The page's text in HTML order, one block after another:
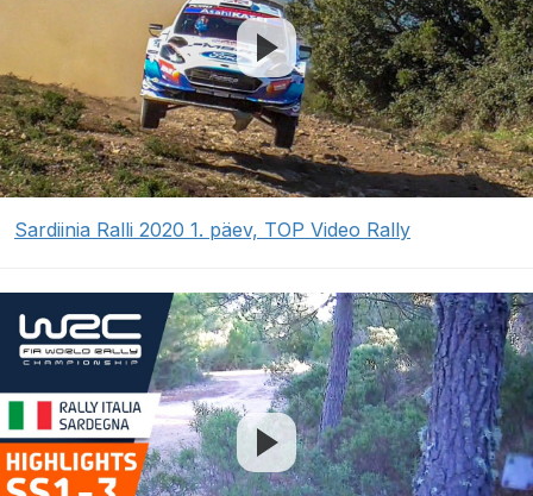
Sardiinia Ralli 2020 1. päev, TOP Video Rally